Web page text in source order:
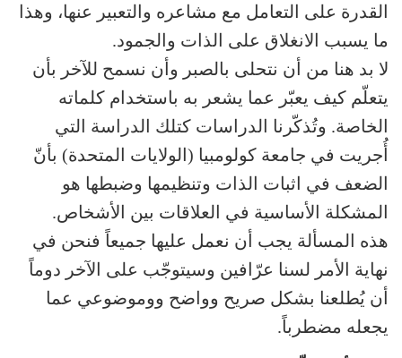
القدرة على التعامل مع مشاعره والتعبير عنها، وهذا
ما يسبب الانغلاق على الذات والجمود.
لا بد هنا من أن نتحلى بالصبر وأن نسمح للآخر بأن
يتعلّم كيف يعبّر عما يشعر به باستخدام كلماته
الخاصة. وتُذكّرنا الدراسات كتلك الدراسة التي
أُجريت في جامعة كولومبيا (الولايات المتحدة) بأنّ
الضعف في اثبات الذات وتنظيمها وضبطها هو
المشكلة الأساسية في العلاقات بين الأشخاص.
هذه المسألة يجب أن نعمل عليها جميعاً فنحن في
نهاية الأمر لسنا عرّافين وسيتوجّب على الآخر دوماً
أن يُطلعنا بشكل صريح وواضح ووموضوعي عما
يجعله مضطرباً.